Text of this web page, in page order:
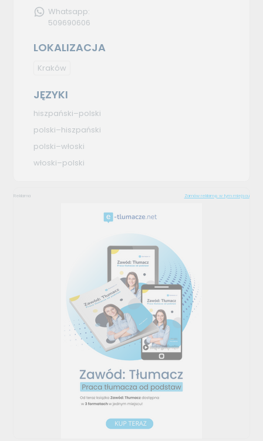
Whatsapp:
509690606
LOKALIZACJA
Kraków
JĘZYKI
hiszpański–polski
polski–hiszpański
polski–włoski
włoski–polski
Reklama Zamów reklamę w tym miejscu